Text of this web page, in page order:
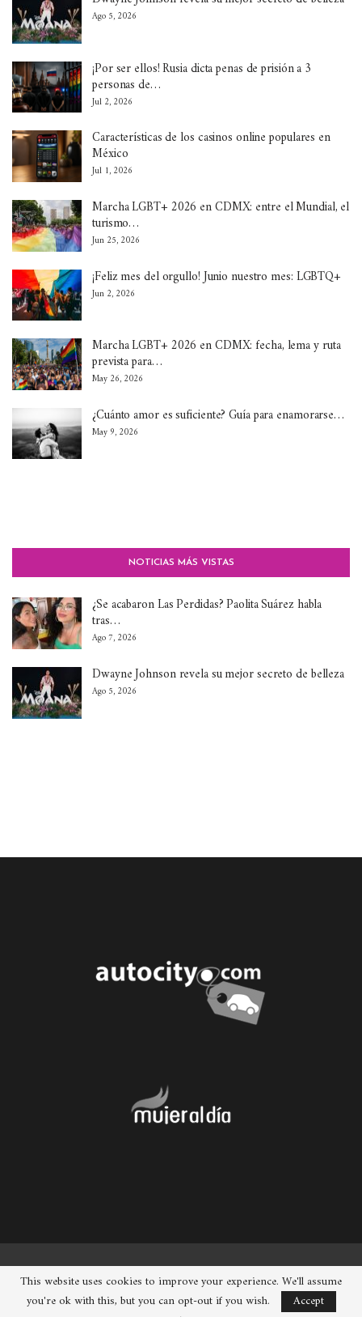
Ago 5, 2026
¡Por ser ellos! Rusia dicta penas de prisión a 3
personas de…
Jul 2, 2026
Características de los casinos online populares en
México
Jul 1, 2026
Marcha LGBT+ 2026 en CDMX: entre el Mundial, el
turismo…
Jun 25, 2026
¡Feliz mes del orgullo! Junio nuestro mes: LGBTQ+
Jun 2, 2026
Marcha LGBT+ 2026 en CDMX: fecha, lema y ruta
prevista para…
May 26, 2026
¿Cuánto amor es suficiente? Guía para enamorarse…
May 9, 2026
NOTICIAS MÁS VISTAS
¿Se acabaron Las Perdidas? Paolita Suárez habla
tras…
Ago 7, 2026
Dwayne Johnson revela su mejor secreto de belleza
Ago 5, 2026
© 2026 - Chueca. Todos los derechos reservados.
This website uses cookies to improve your experience. We'll assume
you're ok with this, but you can opt-out if you wish.
Accept